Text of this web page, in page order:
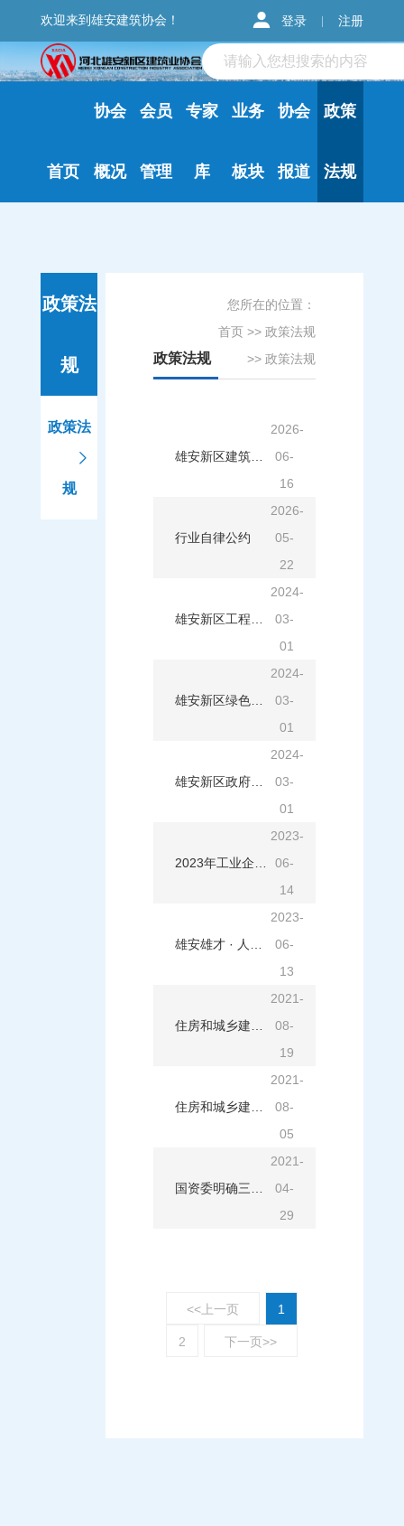
欢迎来到雄安建筑协会！ 登录 注册
首页
协会
概况
会员
管理
专家
库
业务
板块
协会
报道
政策
法规
政策法
规
政策法
规
政策法规
您所在的位置：
首页 >>政策法规
>>政策法规
2026-
06-
16
行业自律公约
2026-
05-
22
2024-
03-
01
2024-
03-
01
2024-
03-
01
2023-
06-
14
2023-
06-
13
2021-
08-
19
2021-
08-
05
2021-
04-
29
<<上一页 1
2 下一页>>